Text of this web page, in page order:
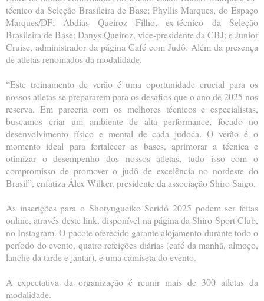
técnico da Seleção Brasileira de Base; Phyllis Marques, do Espaço
Marques/DF; Abdias Queiroz Filho, ex-técnico da Seleção
Brasileira de Base; Danys Queiroz, vice-presidente da CBJ; e Junior
Cruise, administrador da página Café com Judô. Além da presença
de atletas renomados da modalidade.
“Este treinamento de verão é uma oportunidade crucial para os
nossos atletas se prepararem para os desafios que o ano de 2025 nos
reserva. Em parceria com os melhores técnicos e especialistas,
buscamos criar um ambiente de alta performance, focado no
desenvolvimento físico e mental de cada judoca. O verão é o
momento ideal para fortalecer as bases, aprimorar a técnica e
otimizar o desempenho dos nossos atletas, tudo isso com o
compromisso de promover o judô de excelência no nordeste do
Brasil”, enfatiza Álex Wilker, presidente da associação Shiro Saigo.
As inscrições para o Shotyugueiko Seridó 2025 podem ser feitas
online, através deste link, disponível na página da Shiro Sport Club,
no Instagram. O pacote oferecido garante alojamento durante todo o
período do evento, quatro refeições diárias (café da manhã, almoço,
lanche da tarde e jantar), e uma camiseta do evento.
A expectativa da organização é reunir mais de 300 atletas da
modalidade.